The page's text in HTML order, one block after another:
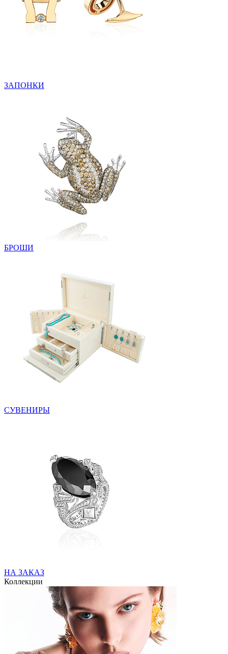
ЗАПОНКИ
БРОШИ
СУВЕНИРЫ
НА ЗАКАЗ
Коллекции